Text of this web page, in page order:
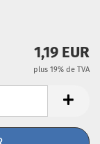
1,19 EUR
plus 19% de TVA